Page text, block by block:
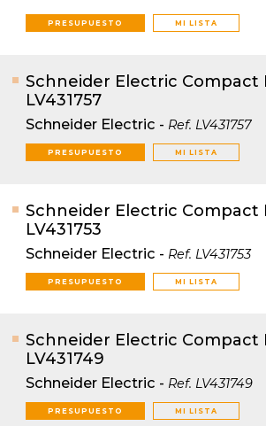
PRESUPUESTO MI LISTA
Schneider Electric Compact
LV431757
Schneider Electric - Ref. LV431757
PRESUPUESTO MI LISTA
Schneider Electric Compact
LV431753
Schneider Electric - Ref. LV431753
PRESUPUESTO MI LISTA
Schneider Electric Compact
LV431749
Schneider Electric - Ref. LV431749
PRESUPUESTO MI LISTA